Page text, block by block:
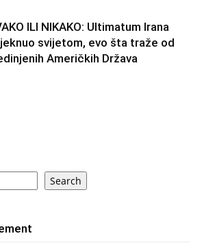
ILI NIKAKO: Ultimatum Irana
svijetom, evo šta traže od
Američkih Država
Search